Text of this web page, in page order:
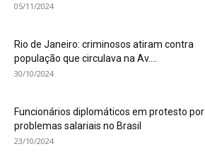
05/11/2024
Rio de Janeiro: criminosos atiram contra
população que circulava na Av....
30/10/2024
Funcionários diplomáticos em protesto por
problemas salariais no Brasil
23/10/2024